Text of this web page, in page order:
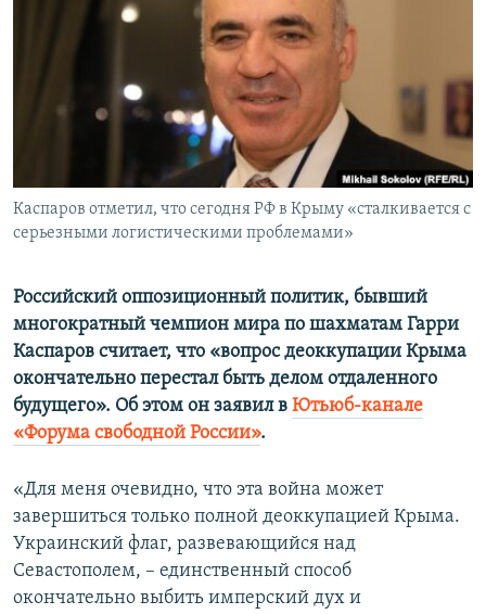
ПОБЕДИТЕЛЕЙ НЕ СУДЯТ?
УКРАИНСКАЯ ПРОБЛЕМА КРЫМА
ПРИСОЕДИНЯЙТЕСЬ!
Все сайты RFE/RL
Каспаров отметил, что сегодня РФ в Крыму «сталкивается с
серьезными логистическими проблемами»
Российский оппозиционный политик, бывший
многократный чемпион мира по шахматам Гарри
Каспаров считает, что «вопрос деоккупации Крыма
окончательно перестал быть делом отдаленного
будущего». Об этом он заявил в Ютьюб-канале
«Форума свободной России».
«Для меня очевидно, что эта война может
завершиться только полной деоккупацией Крыма.
Украинский флаг, развевающийся над
Севастополем, – единственный способ
окончательно выбить имперский дух и